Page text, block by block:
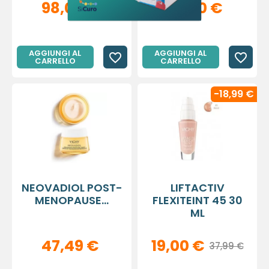
98,00 €
AGGIUNGI AL
CARRELLO favorite_border
14,90 €
AGGIUNGI AL
CARRELLO favorite_border
NEOVADIOL POST-
MENOPAUSE...
47,49 €
LIFTACTIV
FLEXITEINT 45 30
ML
19,00 € 37,99 €
-18,99 €